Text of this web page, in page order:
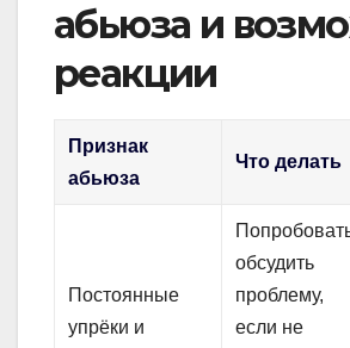
абьюза и
реакции
Признак
абьюза
Что делать
Постоянные
упрёки и
обсудить
проблему,
если не